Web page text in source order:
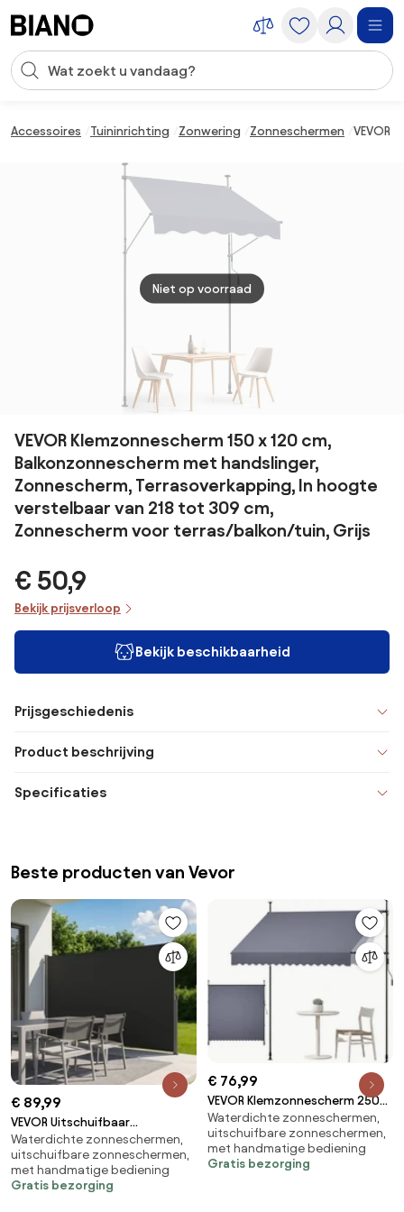
Zoekopdracht invoeren
Accessoires Tuininrichting Zonwering Zonneschermen VEVOR
Niet op voorraad
VEVOR Klemzonnescherm 150 x 120 cm,
Balkonzonnescherm met handslinger,
Zonnescherm, Terrasoverkapping, In hoogte
verstelbaar van 218 tot 309 cm,
Zonnescherm voor terras/balkon/tuin, Grijs
€ 50,9
Bekijk prijsverloop
Bekijk beschikbaarheid
Prijsgeschiedenis
Product beschrijving
Specificaties
Beste producten van Vevor
€ 89,99
VEVOR Uitschuifbaar
zijzonnescherm 180x300 cm,
rolgordijn van 180 g/m²
polyesterstof,
wandzonnescherm,
Waterdichte zonneschermen,
uitschuifbare zonneschermen,
met handmatige bediening
Gratis bezorging
€ 76,99
VEVOR Klemzonnescherm 250
cm, in hoogte verstelbaar
zonnescherm met handslinger,
terraszonnescherm met UPF
80+ zonbescherming,
Waterdichte zonneschermen,
uitschuifbare zonneschermen,
met handmatige bediening
Gratis bezorging